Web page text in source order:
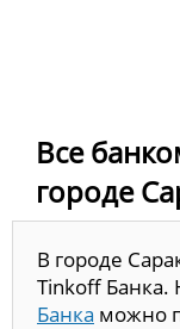
Все
городе
В городе
Tinkoff Банка.
Банка можно